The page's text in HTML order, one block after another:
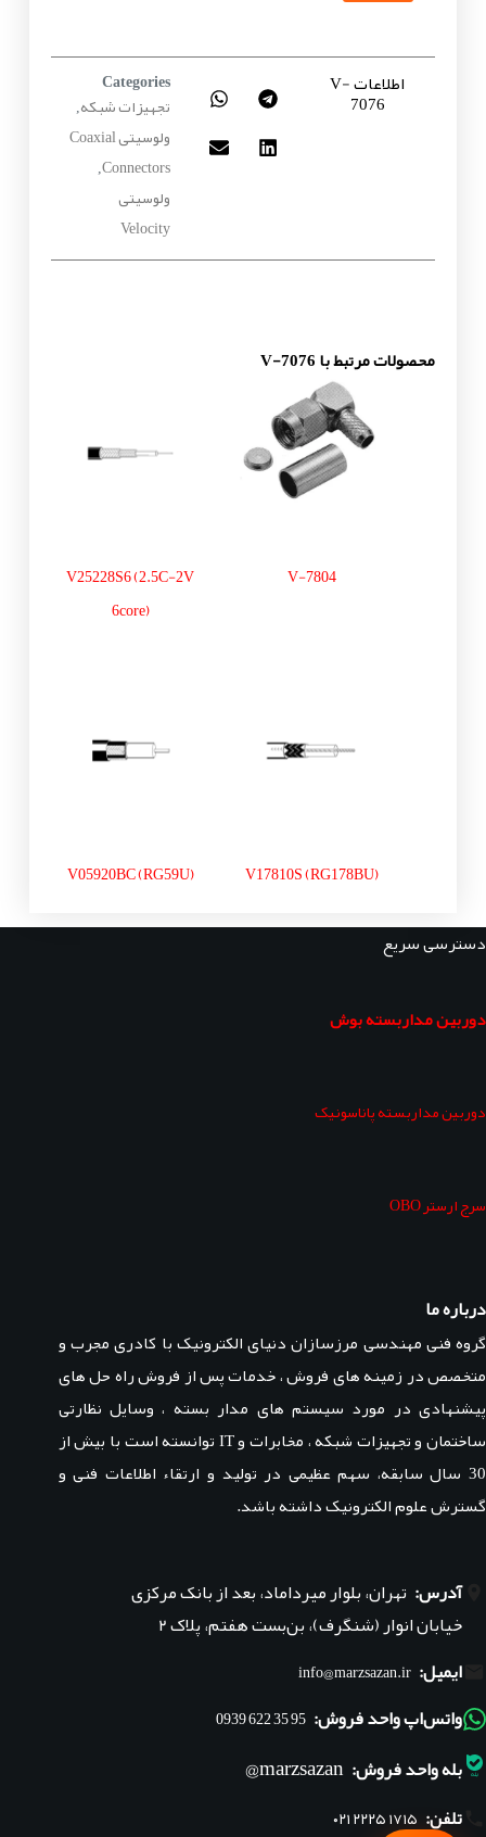
اطلاعات V-
7076
Categories
تجهیزات شبکه,
ولوسیتی Coaxial
Connectors
,
ولوسیتی
Velocity
محصولات مرتبط با V-7076
V-7804
V25228S6 (2.5C-2V
6core)
V17810S (RG178BU)
V05920BC (RG59U)
دسترسی سریع
دوربین مداربسته بوش
دوربین مداربسته پاناسونیک
سرج ارستر OBO
درباره ما
گروه فنی مهندسی مرزسازان دنیای الکترونیک با کادری مجرب و
متخصص در زمینه های فروش ، خدمات پس از فروش راه حل های
پیشنهادی در مورد سیستم های مدار بسته ، وسایل نظارتی
ساختمان و تجهیزات شبکه ، مخابرات و IT توانسته است با بیش از
30 سال سابقه، سهم عظیمی در تولید و ارتقاء اطلاعات فنی و
گسترش علوم الکترونیک داشته باشد.
آدرس: تهران، بلوار میرداماد، بعد از بانک مرکزی
خیابان انوار (شنگرف)، بن‌بست هفتم، پلاک ۲
ایمیل: info@marzsazan.ir
واتس‌اپ واحد فروش: 95 35 622 0939
بله واحد فروش: marzsazan@
تلفن: ۰۲۱ ۲۲۲۵ ۱۷۱۵